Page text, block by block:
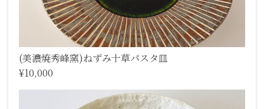
(美濃焼秀峰窯)ねずみ十草パスタ皿
¥10,000